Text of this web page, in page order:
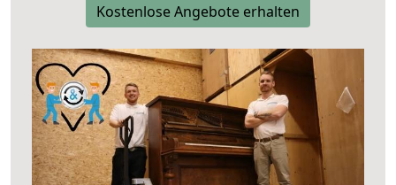
Kostenlose Angebote erhalten